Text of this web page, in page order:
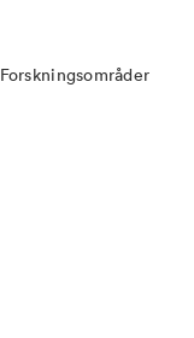
Forskningsområder